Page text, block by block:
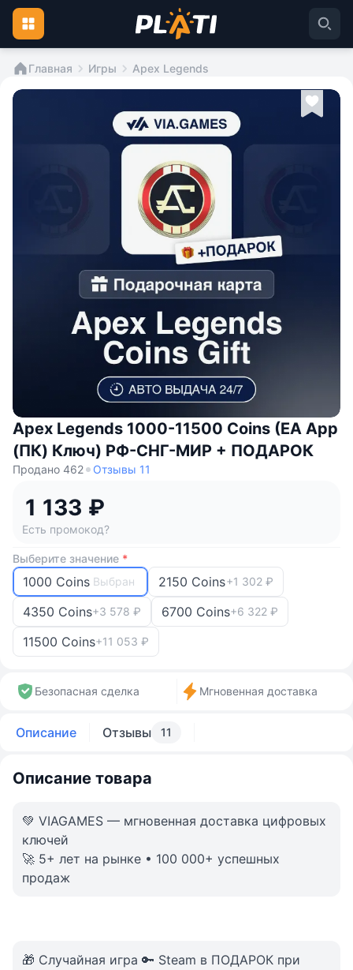
Главная Игры Apex Legends
Apex Legends 1000-11500 Coins (EA App
(ПК) Ключ) РФ-СНГ-МИР + ПОДАРОК
Продано 462 Отзывы 11
1 133 ₽
Есть промокод?
Выберите значение *
1000 Coins Выбран 2150 Coins+1 302 ₽
4350 Coins+3 578 ₽ 6700 Coins+6 322 ₽
11500 Coins+11 053 ₽
Безопасная сделка Мгновенная доставка
Описание Отзывы 11
Описание товара
💚 VIAGAMES — мгновенная доставка цифровых
ключей
🚀 5+ лет на рынке • 100 000+ успешных
продаж
🎁 Случайная игра 🔑 Steam в ПОДАРОК при